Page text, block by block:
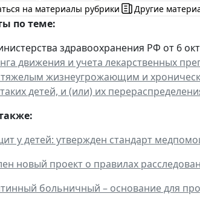
на материалы рубрики
Другие
по теме:
здравоохранения РФ от 6
движения и учета лекарственных
тяжелым жизнеугрожающим и
детей, и (или) их
у детей: утвержден стандарт
новый проект о правилах
больничный – основание для